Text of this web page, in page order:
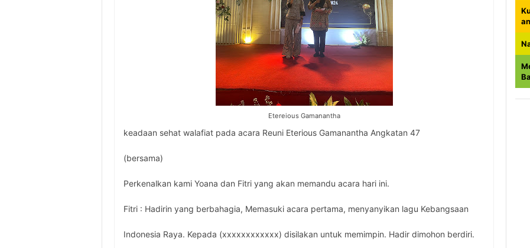
Etereious Gamanantha
keadaan sehat walafiat pada acara Reuni Eterious Gamanantha Angkatan 47
(bersama)
Perkenalkan kami Yoana dan Fitri yang akan memandu acara hari ini.
Fitri : Hadirin yang berbahagia, Memasuki acara pertama, menyanyikan lagu Kebangsaan
Indonesia Raya. Kepada (xxxxxxxxxxxx) disilakan untuk memimpin. Hadir dimohon berdiri.